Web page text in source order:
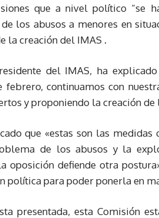
que a nivel político “se
los abusos a menores en
la creación del IMAS .
del IMAS, ha
febrero, continuamos con
y proponiendo la creación
que «estas son las
de los abusos y la
oposición defiende otra
política para poder ponerla en
presentada, esta Comisión